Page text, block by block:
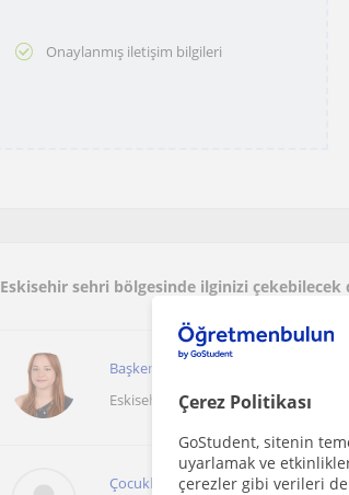
Çerez Politikası
GoStudent, sitenin
uyarlamak ve
çerezler gibi verileri
Onaylanmış iletişim bilgileri
Eskisehir sehri bölgesinde ilginizi
Başkent Üniversitesi İngilizce
Eskisehir Sehri, Karacasehir,
Çocuklar (Anaokulu–5. Sınıf) ve